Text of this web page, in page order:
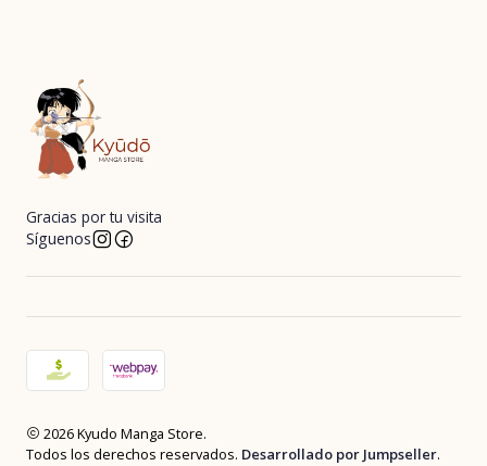
Gracias por tu visita
Síguenos
2026 Kyudo Manga Store.
Todos los derechos reservados. Desarrollado por Jumpseller.